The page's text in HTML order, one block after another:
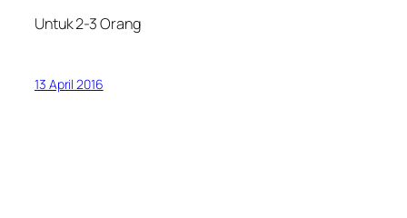
Untuk 2-3 Orang
13 April 2016